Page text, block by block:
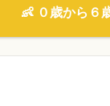
👶 ０歳から６